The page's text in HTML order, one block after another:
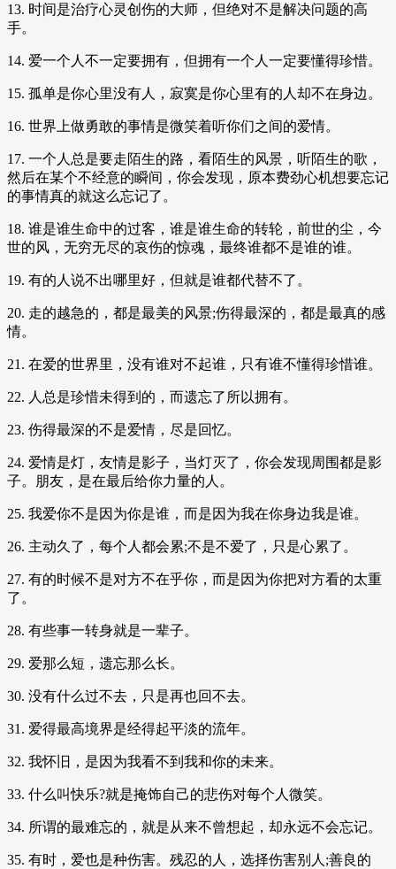
13. 时间是治疗心灵创伤的大师，但绝对不是解决问题的高
手。
14. 爱一个人不一定要拥有，但拥有一个人一定要懂得珍惜。
15. 孤单是你心里没有人，寂寞是你心里有的人却不在身边。
16. 世界上做勇敢的事情是微笑着听你们之间的爱情。
17. 一个人总是要走陌生的路，看陌生的风景，听陌生的歌，
然后在某个不经意的瞬间，你会发现，原本费劲心机想要忘记
的事情真的就这么忘记了。
18. 谁是谁生命中的过客，谁是谁生命的转轮，前世的尘，今
世的风，无穷无尽的哀伤的惊魂，最终谁都不是谁的谁。
19. 有的人说不出哪里好，但就是谁都代替不了。
20. 走的越急的，都是最美的风景;伤得最深的，都是最真的感
情。
21. 在爱的世界里，没有谁对不起谁，只有谁不懂得珍惜谁。
22. 人总是珍惜未得到的，而遗忘了所以拥有。
23. 伤得最深的不是爱情，尽是回忆。
24. 爱情是灯，友情是影子，当灯灭了，你会发现周围都是影
子。朋友，是在最后给你力量的人。
25. 我爱你不是因为你是谁，而是因为我在你身边我是谁。
26. 主动久了，每个人都会累;不是不爱了，只是心累了。
27. 有的时候不是对方不在乎你，而是因为你把对方看的太重
了。
28. 有些事一转身就是一辈子。
29. 爱那么短，遗忘那么长。
30. 没有什么过不去，只是再也回不去。
31. 爱得最高境界是经得起平淡的流年。
32. 我怀旧，是因为我看不到我和你的未来。
33. 什么叫快乐?就是掩饰自己的悲伤对每个人微笑。
34. 所谓的最难忘的，就是从来不曾想起，却永远不会忘记。
35. 有时，爱也是种伤害。残忍的人，选择伤害别人;善良的